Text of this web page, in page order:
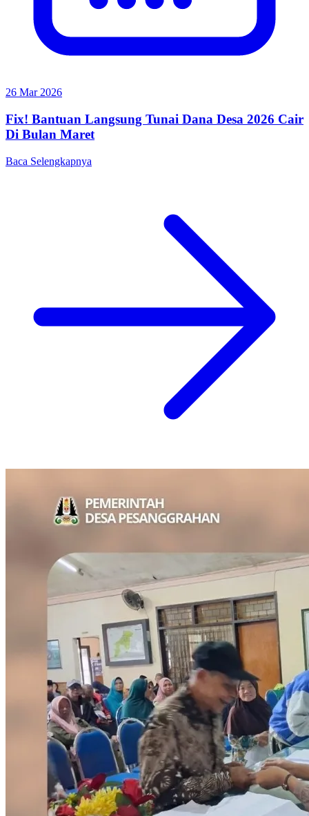
26 Mar 2026
Fix! Bantuan Langsung Tunai Dana Desa 2026 Cair
Di Bulan Maret
Baca Selengkapnya